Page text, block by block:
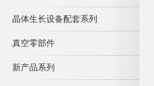
晶体生长设备配套系列
真空零部件
新产品系列